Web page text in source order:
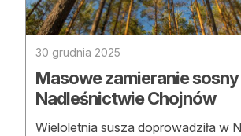
30 grudnia 2025
Masowe zamieranie
Nadleśnictwie Chojnów
Wieloletnia susza doprowadziła w